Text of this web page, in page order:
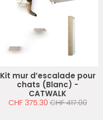
Kit mur d’escalade pour
chats (Blanc) -
CATWALK
CHF 375.30 CHF 417.00